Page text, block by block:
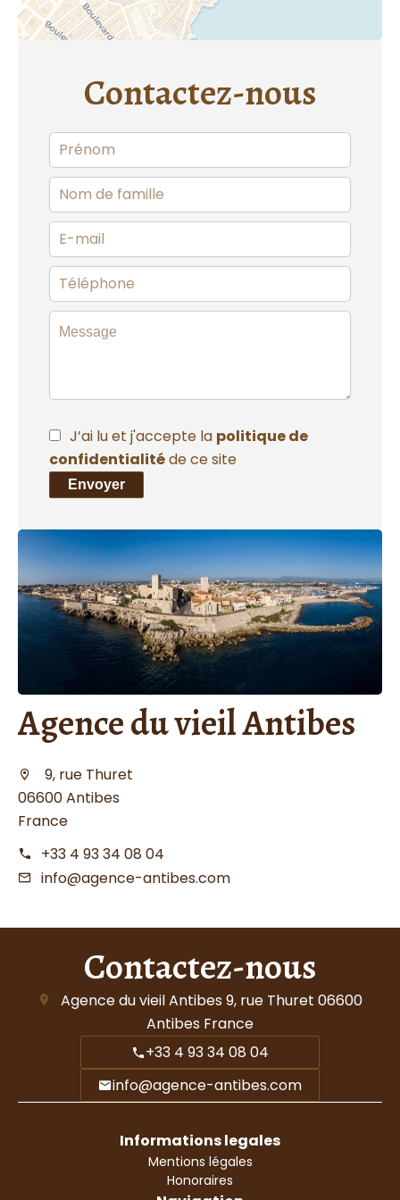
Contactez-nous
J’ai lu et j'accepte la politique de
confidentialitéde ce site
Envoyer
Agence du vieil Antibes
9, rue Thuret
06600 Antibes
France
+33 4 93 34 08 04
info@agence-antibes.com
Contactez-nous
Agence du vieil Antibes 9, rue Thuret 06600
Antibes France
+33 4 93 34 08 04
info@agence-antibes.com
Informations legales
Mentions légales
Honoraires